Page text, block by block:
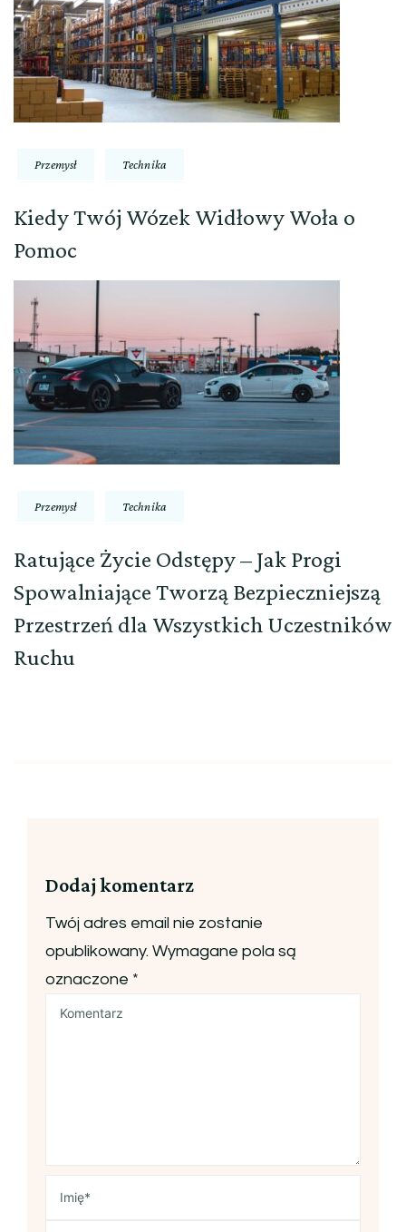
Przemysł Technika
Kiedy Twój Wózek Widłowy Woła o
Pomoc
Przemysł Technika
Ratujące Życie Odstępy – Jak Progi
Spowalniające Tworzą Bezpieczniejszą
Przestrzeń dla Wszystkich Uczestników
Ruchu
Dodaj komentarz
Twój adres email nie zostanie
opublikowany. Wymagane pola są
oznaczone *